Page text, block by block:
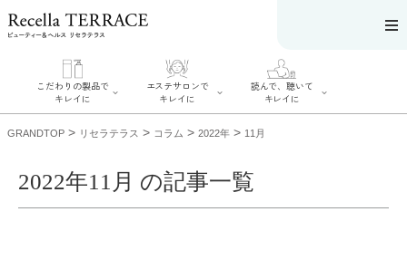
こだわりの製品で
キレイに
エステサロンで
キレイに
読んで、聴いて
キレイに
GRANDTOP > リセラテラス > コラム > 2022年 > 11月
2022年11月 の記事一覧